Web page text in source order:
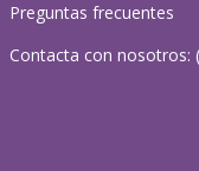
Preguntas frecuentes
Contacta con nosotros: (